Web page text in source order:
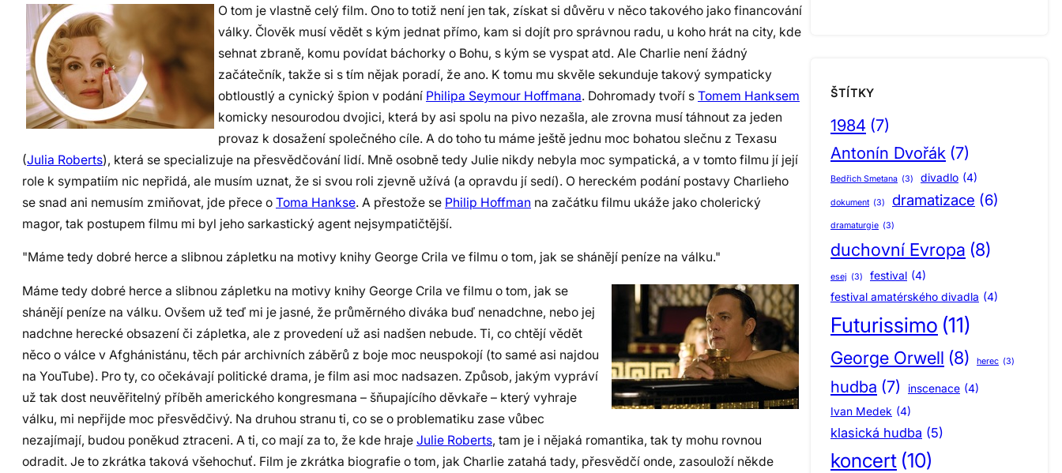
O tom je vlastně celý film. Ono to totiž není jen tak, získat si důvěru v něco takového jako financování
války. Člověk musí vědět s kým jednat přímo, kam si dojít pro správnou radu, u koho hrát na city, kde
sehnat zbraně, komu povídat báchorky o Bohu, s kým se vyspat atd. Ale Charlie není žádný
začátečník, takže si s tím nějak poradí, že ano. K tomu mu skvěle sekunduje takový sympaticky
obtloustlý a cynický špion v podání Philipa Seymour Hoffmana. Dohromady tvoří s Tomem Hanksem
komicky nesourodou dvojici, která by asi spolu na pivo nezašla, ale zrovna musí táhnout za jeden
provaz k dosažení společného cíle. A do toho tu máme ještě jednu moc bohatou slečnu z Texasu
(Julia Roberts), která se specializuje na přesvědčování lidí. Mně osobně tedy Julie nikdy nebyla moc sympatická, a v tomto filmu jí její
role k sympatiím nic nepřidá, ale musím uznat, že si svou roli zjevně užívá (a opravdu jí sedí). O hereckém podání postavy Charlieho
se snad ani nemusím zmiňovat, jde přece o Toma Hankse. A přestože se Philip Hoffman na začátku filmu ukáže jako cholerický
magor, tak postupem filmu mi byl jeho sarkastický agent nejsympatičtější.
"Máme tedy dobré herce a slibnou zápletku na motivy knihy George Crila ve filmu o tom, jak se shánějí peníze na válku."
Máme tedy dobré herce a slibnou zápletku na motivy knihy George Crila ve filmu o tom, jak se
shánějí peníze na válku. Ovšem už teď mi je jasné, že průměrného diváka buď nenadchne, nebo jej
nadchne herecké obsazení či zápletka, ale z provedení už asi nadšen nebude. Ti, co chtějí vědět
něco o válce v Afghánistánu, těch pár archivních záběrů z boje moc neuspokojí (to samé asi najdou
na YouTube). Pro ty, co očekávají politické drama, je film asi moc nadsazen. Způsob, jakým vypráví
už tak dost neuvěřitelný příběh amerického kongresmana – šňupajícího děvkaře – který vyhraje
válku, mi nepřijde moc přesvědčivý. Na druhou stranu ti, co se o problematiku zase vůbec
nezajímají, budou poněkud ztraceni. A ti, co mají za to, že kde hraje Julie Roberts, tam je i nějaká romantika, tak ty mohu rovnou
odradit. Je to zkrátka taková všehochuť. Film je zkrátka biografie o tom, jak Charlie zatahá tady, přesvědčí onde, zasouloží někde
ŠTÍTKY
1984 (7)
Antonín Dvořák (7)
Bedřich Smetana (3) divadlo (4)
dokument (3) dramatizace (6)
dramaturgie (3)
duchovní Evropa (8)
esej (3) festival (4)
festival amatérského divadla (4)
Futurissimo (11)
George Orwell (8) herec (3)
hudba (7) inscenace (4)
Ivan Medek (4)
klasická hudba (5)
koncert (10)